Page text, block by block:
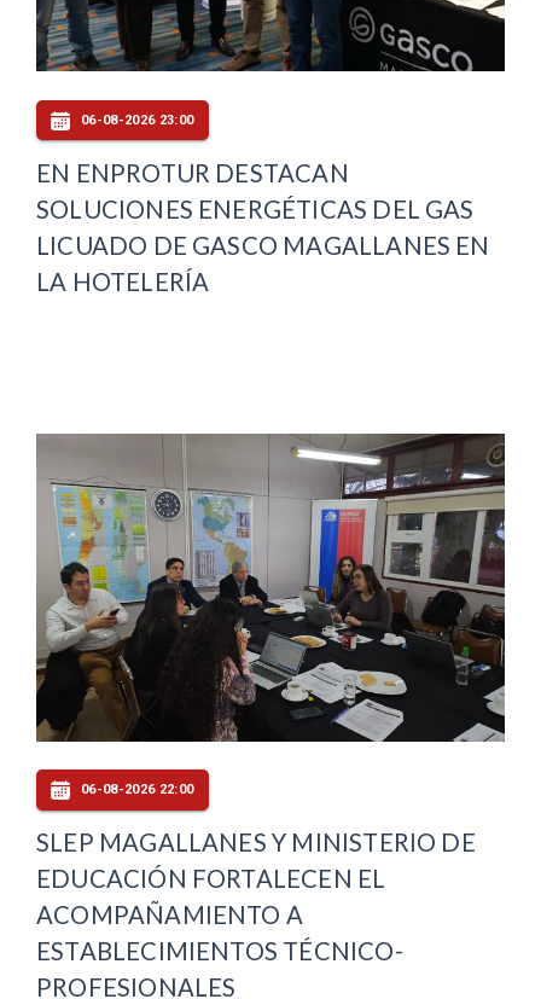
06-08-2026 23:00
EN ENPROTUR DESTACAN
SOLUCIONES ENERGÉTICAS DEL GAS
LICUADO DE GASCO MAGALLANES EN
LA HOTELERÍA
06-08-2026 22:00
SLEP MAGALLANES Y MINISTERIO DE
EDUCACIÓN FORTALECEN EL
ACOMPAÑAMIENTO A
ESTABLECIMIENTOS TÉCNICO-
PROFESIONALES